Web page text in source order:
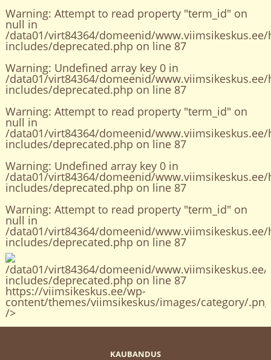
Warning: Attempt to read property "term_id" on
null in
/data01/virt84364/domeenid/
includes/deprecated.php on line 87
Warning: Undefined array key 0 in
/data01/virt84364/domeenid/
includes/deprecated.php on line 87
Warning: Attempt to read property "term_id" on
null in
/data01/virt84364/domeenid/
includes/deprecated.php on line 87
Warning: Undefined array key 0 in
/data01/virt84364/domeenid/
includes/deprecated.php on line 87
Warning: Attempt to read property "term_id" on
null in
/data01/virt84364/domeenid/
includes/deprecated.php on line 87
/data01/virt84364/domeenid/
includes/deprecated.php on line 87
https://viimsikeskus.ee/wp-
content/themes/viimsikeskus/images/category/
/>
KAUBANDUS